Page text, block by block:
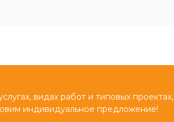
видах работ и типовых проектах,
индивидуальное предложение!